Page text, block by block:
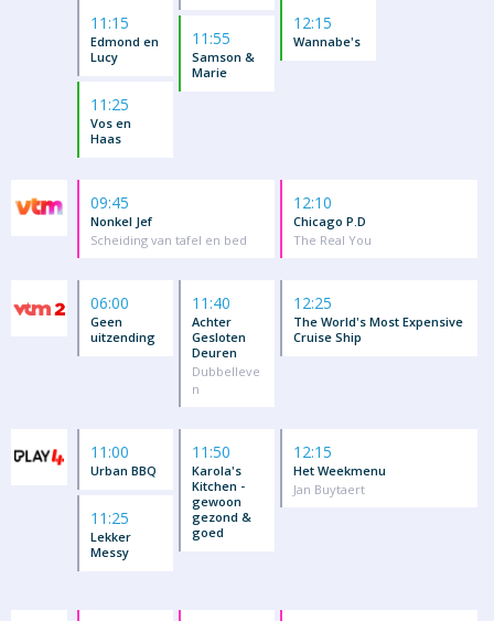
11:15
Edmond en
Lucy
11:25
Vos en
Haas
11:55
Samson &
Marie
12:15
Wannabe's
09:45
Nonkel Jef
Scheiding van tafel en bed
12:10
Chicago P.D
The Real You
06:00
Geen
uitzending
11:40
Achter
Gesloten
Deuren
Dubbelleve
n
12:25
The World's Most Expensive
Cruise Ship
11:00
Urban BBQ
11:25
Lekker
Messy
11:50
Karola's
Kitchen -
gewoon
gezond &
goed
12:15
Het Weekmenu
Jan Buytaert